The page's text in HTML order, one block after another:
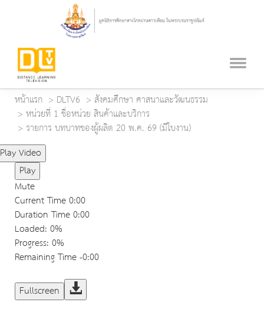
หน้าแรก DLTV6
สังคมศึกษา ศาสนาและวัฒนธรรม
หน่วยที่ 1 ชื่อหน่วย สินค้าและบริการ
รายการ บทบาทของผู้ผลิต 20 พ.ค. 69 (มีใบงาน)
Play Video
Play
Mute
Current Time0:00
Duration Time0:00
Loaded: 0%
Progress: 0%
Remaining Time-0:00
Fullscreen